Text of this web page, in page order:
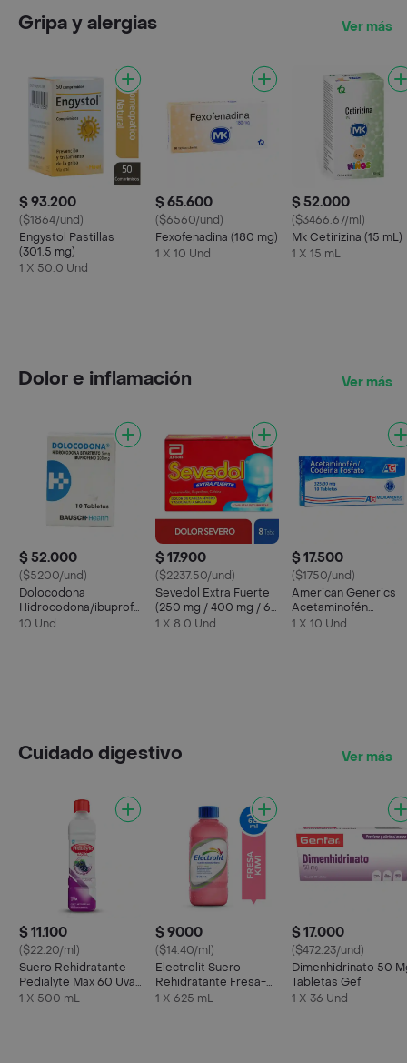
Gripa y alergias Ver más
$ 93.200
($1864/und)
Engystol Pastillas
(301.5 mg)
1 X 50.0 Und
$ 65.600
($6560/und)
Fexofenadina (180 mg)
1 X 10 Und
$ 52.000
($3466.67/ml)
Mk Cetirizina (15 mL)
1 X 15 mL
Dolor e inflamación Ver más
$ 52.000
($5200/und)
Dolocodona
Hidrocodona/ibuprofeno
5/200 Mg
10 Und
$ 17.900
($2237.50/und)
Sevedol Extra Fuerte
(250 mg / 400 mg / 65
mg)
1 X 8.0 Und
$ 17.500
($1750/und)
American Generics
Acetaminofén
Codeína Fosfato
1 X 10 Und
Cuidado digestivo Ver más
$ 11.100
($22.20/ml)
Suero Rehidratante
Pedialyte Max 60 Uva
Frasco 500 mL
1 X 500 mL
$ 9000
($14.40/ml)
Electrolit Suero
Rehidratante Fresa-
Kiwi
1 X 625 mL
$ 17.000
($472.23/und)
Dimenhidrinato 50
Tabletas Gef
1 X 36 Und